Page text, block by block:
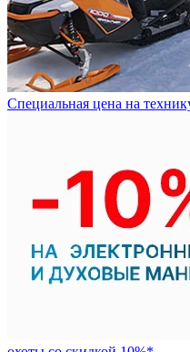
Специальная цена на